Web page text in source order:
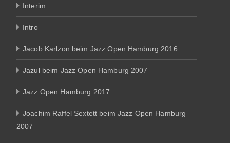
Interim
Intro
Jacob Karlzon beim Jazz Open Hamburg 2016
Jazul beim Jazz Open Hamburg 2007
Jazz Open Hamburg 2017
Joachim Raffel Sextett beim Jazz Open Hamburg
2007